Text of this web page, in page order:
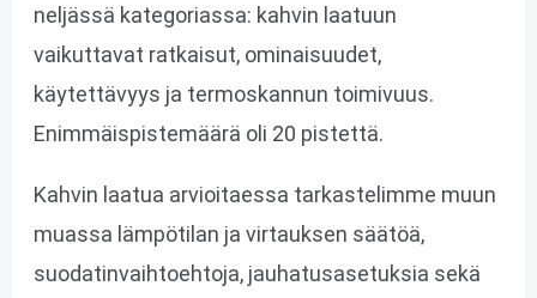
neljässä kategoriassa: kahvin laatuun
vaikuttavat ratkaisut, ominaisuudet,
käytettävyys ja termoskannun toimivuus.
Enimmäispistemäärä oli 20 pistettä.
Kahvin laatua arvioitaessa tarkastelimme muun
muassa lämpötilan ja virtauksen säätöä,
suodatinvaihtoehtoja, jauhatusasetuksia sekä